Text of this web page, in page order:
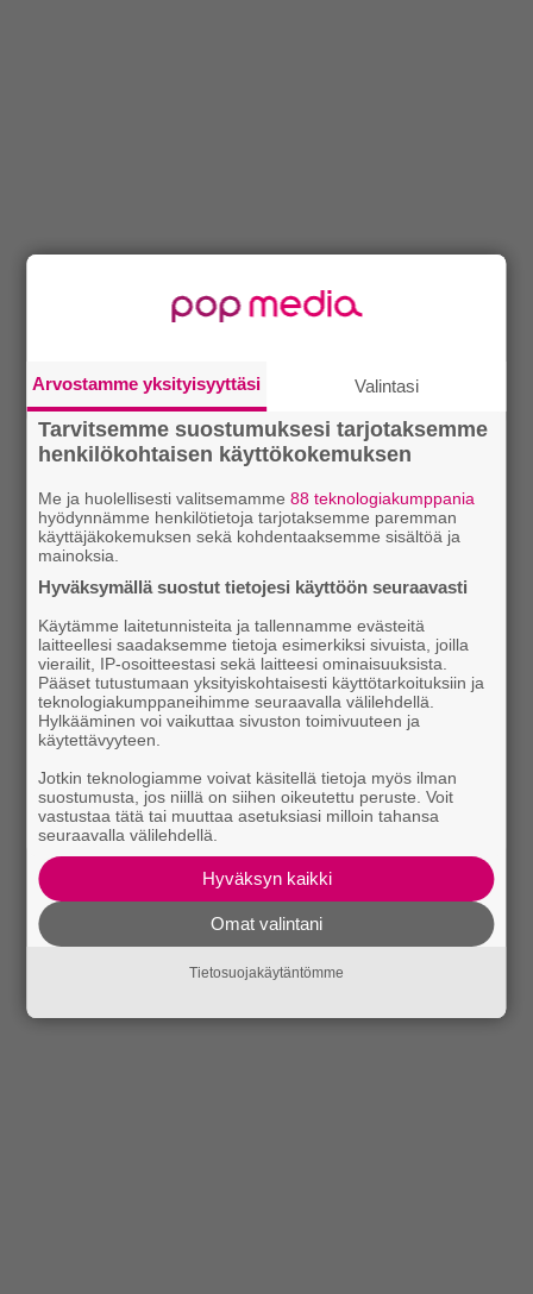
Arvostamme yksityisyyttäsi Valintasi
Tarvitsemme suostumuksesi tarjotaksemme
henkilökohtaisen käyttökokemuksen
Me ja huolellisesti valitsemamme88 teknologiakumppania
hyödynnämme henkilötietoja tarjotaksemme paremman
käyttäjäkokemuksen sekä kohdentaaksemme sisältöä ja
mainoksia.
Hyväksymällä suostut tietojesi käyttöön seuraavasti
Käytämme laitetunnisteita ja tallennamme evästeitä
laitteellesi saadaksemme tietoja esimerkiksi sivuista, joilla
vierailit, IP-osoitteestasi sekä laitteesi ominaisuuksista.
Pääset tutustumaan yksityiskohtaisesti käyttötarkoituksiin ja
teknologiakumppaneihimme seuraavalla välilehdellä.
Hylkääminen voi vaikuttaa sivuston toimivuuteen ja
käytettävyyteen.
Jotkin teknologiamme voivat käsitellä tietoja myös ilman
suostumusta, jos niillä on siihen oikeutettu peruste. Voit
vastustaa tätä tai muuttaa asetuksiasi milloin tahansa
seuraavalla välilehdellä.
Hyväksyn kaikki
Omat valintani
Tietosuojakäytäntömme